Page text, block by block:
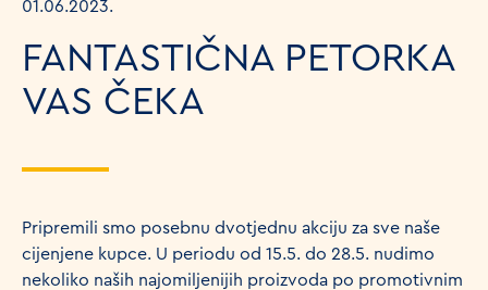
01.06.2023.
FANTASTIČNA PETORKA
VAS ČEKA
Pripremili smo posebnu dvotjednu akciju za sve naše
cijenjene kupce. U periodu od 15.5. do 28.5. nudimo
nekoliko naših najomiljenijih proizvoda po promotivnim